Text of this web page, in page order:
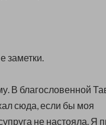
заметки.
В благословенной
сюда, если бы моя
не настояла. Я